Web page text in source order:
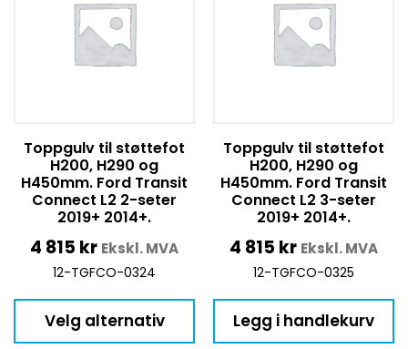
Toppgulv til støttefot
H200, H290 og
H450mm. Ford Transit
Connect L2 2-seter
2019+ 2014+.
4 815 kr Ekskl. MVA
12-TGFCO-0324
Velg alternativ
Toppgulv til støttefot
H200, H290 og
H450mm. Ford Transit
Connect L2 3-seter
2019+ 2014+.
4 815 kr Ekskl. MVA
12-TGFCO-0325
Legg i handlekurv